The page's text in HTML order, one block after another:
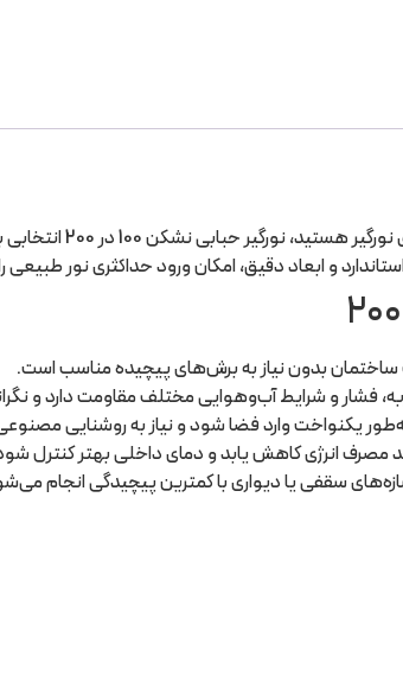
مقاوم، زیبا و
و ابعاد دقیق، امکان ورود حداکثری نور طبیعی
فشار و شرایط آب‌وهوایی مختلف مقاومت دارد و
یکنواخت وارد فضا شود و نیاز به روشنایی
مصرف انرژی کاهش یابد و دمای داخلی بهتر کنترل
سقفی یا دیواری با کمترین پیچیدگی انجام